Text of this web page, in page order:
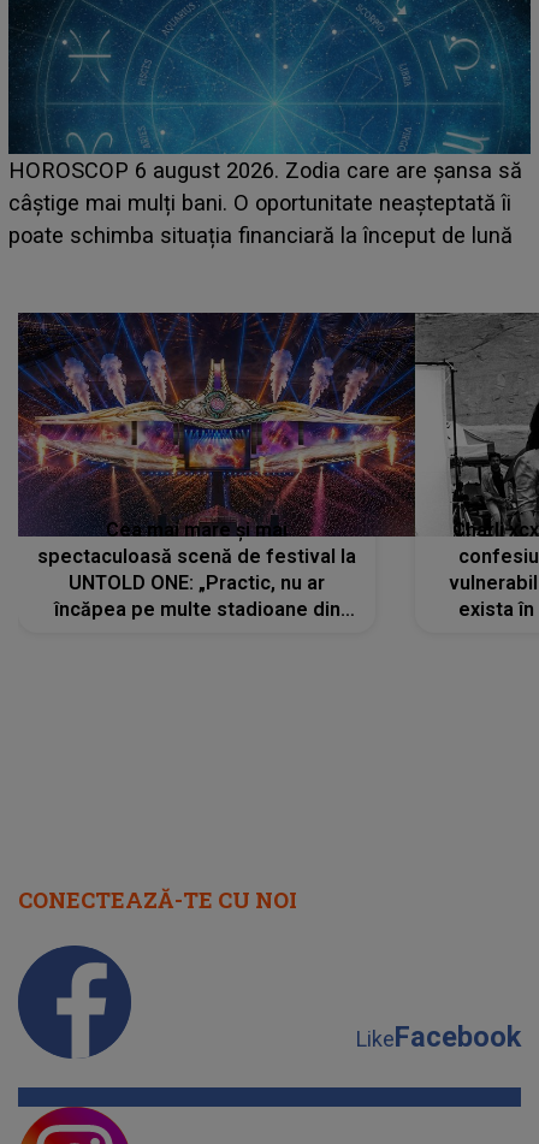
LINE-UP UNTOLD ONE, prima zi. Cine sunt artiștii
care deschid festivalul și de la ce ore au loc cele mai
așteptate concerte pe scena principală?
Cea mai mare și mai
spectaculoasă scenă de festival la
UNTOLD ONE: „Practic, nu ar
încăpea pe multe stadioane din
Charli
exista
CONECTEAZĂ-TE CU NOI
LikeFacebook